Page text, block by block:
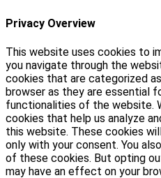
Privacy Overview
This website uses cookies to
you navigate through the
cookies that are categorized
browser as they are essential
functionalities of the website.
cookies that help us analyze
this website. These cookies
only with your consent. You
of these cookies. But opting
may have an effect on your